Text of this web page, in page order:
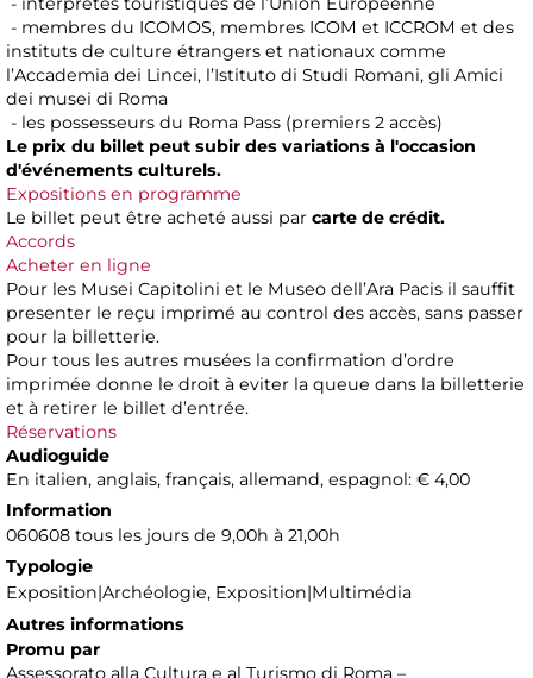
- membres du ICOMOS, membres ICOM et ICCROM et des
instituts de culture étrangers et nationaux comme
l’Accademia dei Lincei, l’Istituto di Studi Romani, gli Amici
dei musei di Roma
- les possesseurs du Roma Pass (premiers 2 accès)
Le prix du billet peut subir des variations à l'occasion
d'événements culturels.
Expositions en programme
Le billet peut être acheté aussi par carte de crédit.
Accords
Acheter en ligne
Pour les Musei Capitolini et le Museo dell’Ara Pacis il sauffit
presenter le reçu imprimé au control des accès, sans passer
pour la billetterie.
Pour tous les autres musées la confirmation d’ordre
imprimée donne le droit à eviter la queue dans la billetterie
et à retirer le billet d’entrée.
Réservations
Audioguide
En italien, anglais, français, allemand, espagnol: € 4,00
Information
060608 tous les jours de 9,00h à 21,00h
Typologie
Exposition|Archéologie, Exposition|Multimédia
Autres informations
Promu par
Assessorato alla Cultura e al Turismo di Roma –